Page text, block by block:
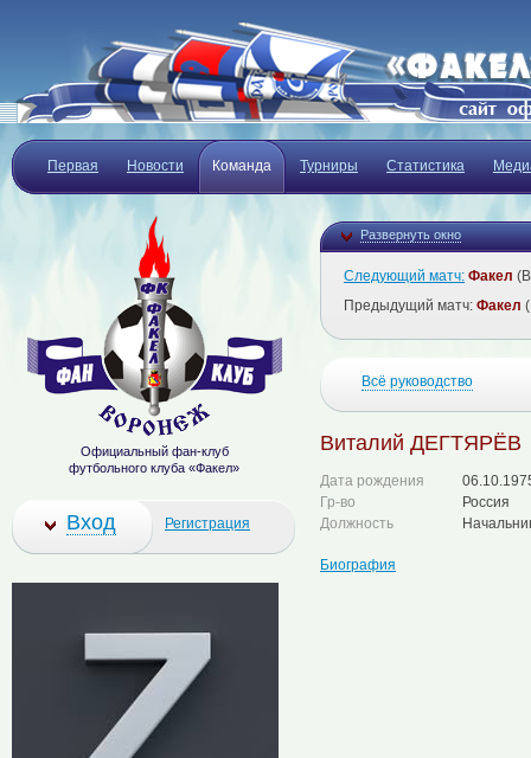
Первая Новости Команда Турниры Статистика
Развернуть окно
Следующий матч: Факел
Предыдущий матч: Факел
Всё руководство
Виталий ДЕГТЯРЁВ
Дата рождения
Гр-во
Россия
Должность
Биография
Официальный фан-клуб
футбольного клуба «Факел»
Вход Регистрация